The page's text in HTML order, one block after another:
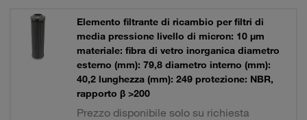
Elemento filtrante di ricambio per filtri di
media pressione livello di micron: 10 µm
materiale: fibra di vetro inorganica diametro
esterno (mm): 79,8 diametro interno (mm):
40,2 lunghezza (mm): 249 protezione: NBR,
rapporto β >200
Prezzo disponibile solo su richiesta